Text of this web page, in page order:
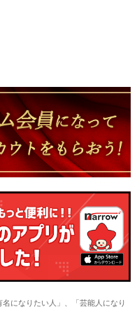
になりたい人」、「芸能人になり